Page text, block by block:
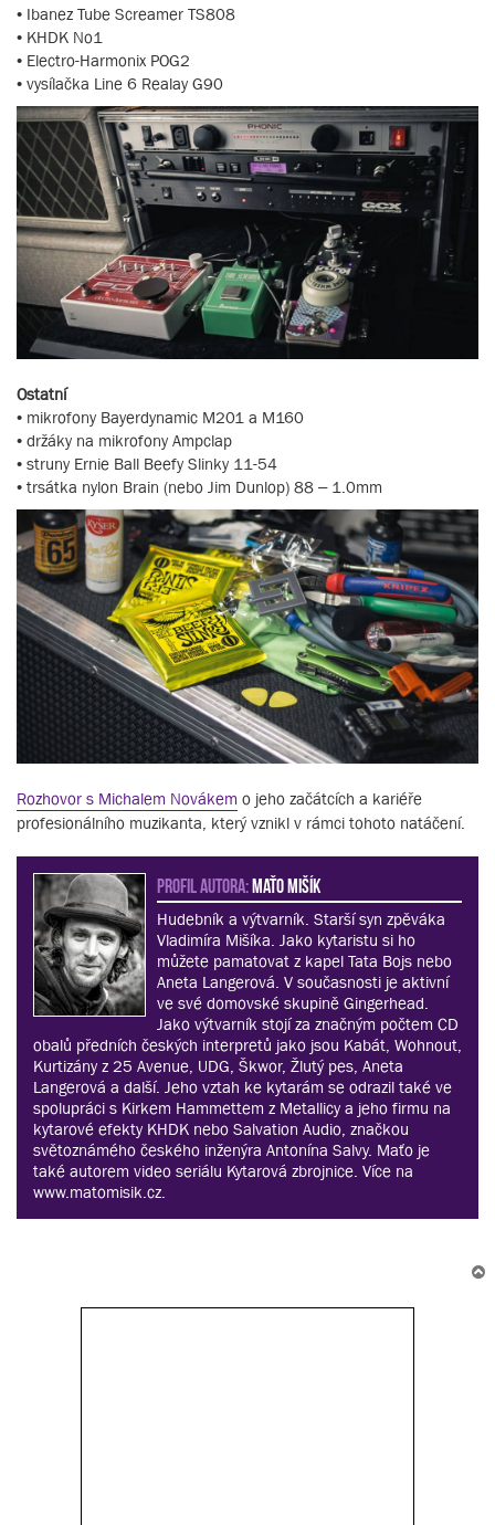
• Ibanez Tube Screamer TS808
• KHDK No1
• Electro-Harmonix POG2
• vysílačka Line 6 Realay G90
Ostatní
• mikrofony Bayerdynamic M201 a M160
• držáky na mikrofony Ampclap
• struny Ernie Ball Beefy Slinky 11-54
• trsátka nylon Brain (nebo Jim Dunlop) 88 – 1.0mm
Rozhovor s Michalem Novákem o jeho začátcích a kariéře
profesionálního muzikanta, který vznikl v rámci tohoto natáčení.
PROFIL AUTORA:Maťo Mišík
Hudebník a výtvarník. Starší syn zpěváka
Vladimíra Mišíka. Jako kytaristu si ho
můžete pamatovat z kapel Tata Bojs nebo
Aneta Langerová. V současnosti je aktivní
ve své domovské skupině Gingerhead.
Jako výtvarník stojí za značným počtem CD
obalů předních českých interpretů jako jsou Kabát, Wohnout,
Kurtizány z 25 Avenue, UDG, Škwor, Žlutý pes, Aneta
Langerová a další. Jeho vztah ke kytarám se odrazil také ve
spolupráci s Kirkem Hammettem z Metallicy a jeho firmu na
kytarové efekty KHDK nebo Salvation Audio, značkou
světoznámého českého inženýra Antonína Salvy. Maťo je
také autorem video seriálu Kytarová zbrojnice. Více na
www.matomisik.cz.